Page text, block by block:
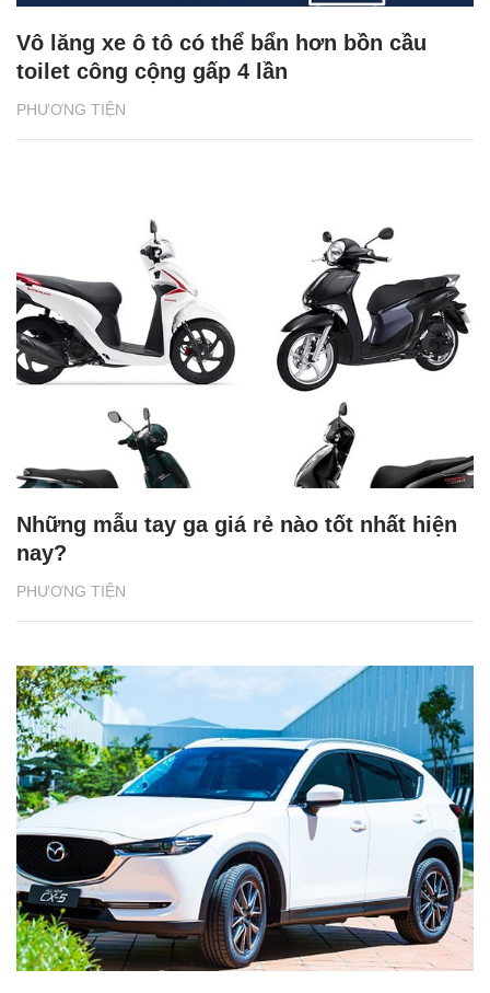
PHƯƠNG TIỆN
Vô lăng xe ô tô có thể bẩn hơn bồn cầu
toilet công cộng gấp 4 lần
PHƯƠNG TIỆN
Những mẫu tay ga giá rẻ nào tốt nhất hiện
nay?